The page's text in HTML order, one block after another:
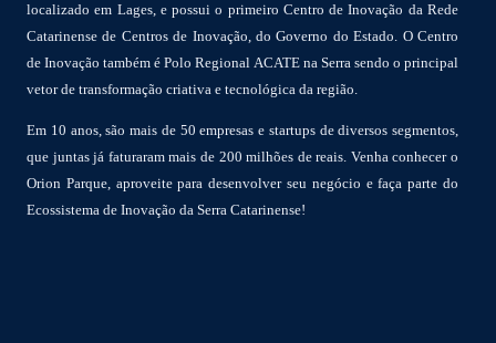
localizado em Lages, e possui o primeiro Centro de Inovação da Rede
Catarinense de Centros de Inovação, do Governo do Estado. O Centro
de Inovação também é Polo Regional ACATE na Serra sendo o principal
vetor de transformação criativa e tecnológica da região.
Em 10 anos, são mais de 50 empresas e startups de diversos segmentos,
que juntas já faturaram mais de 200 milhões de reais. Venha conhecer o
Orion Parque, aproveite para desenvolver seu negócio e faça parte do
Ecossistema de Inovação da Serra Catarinense!